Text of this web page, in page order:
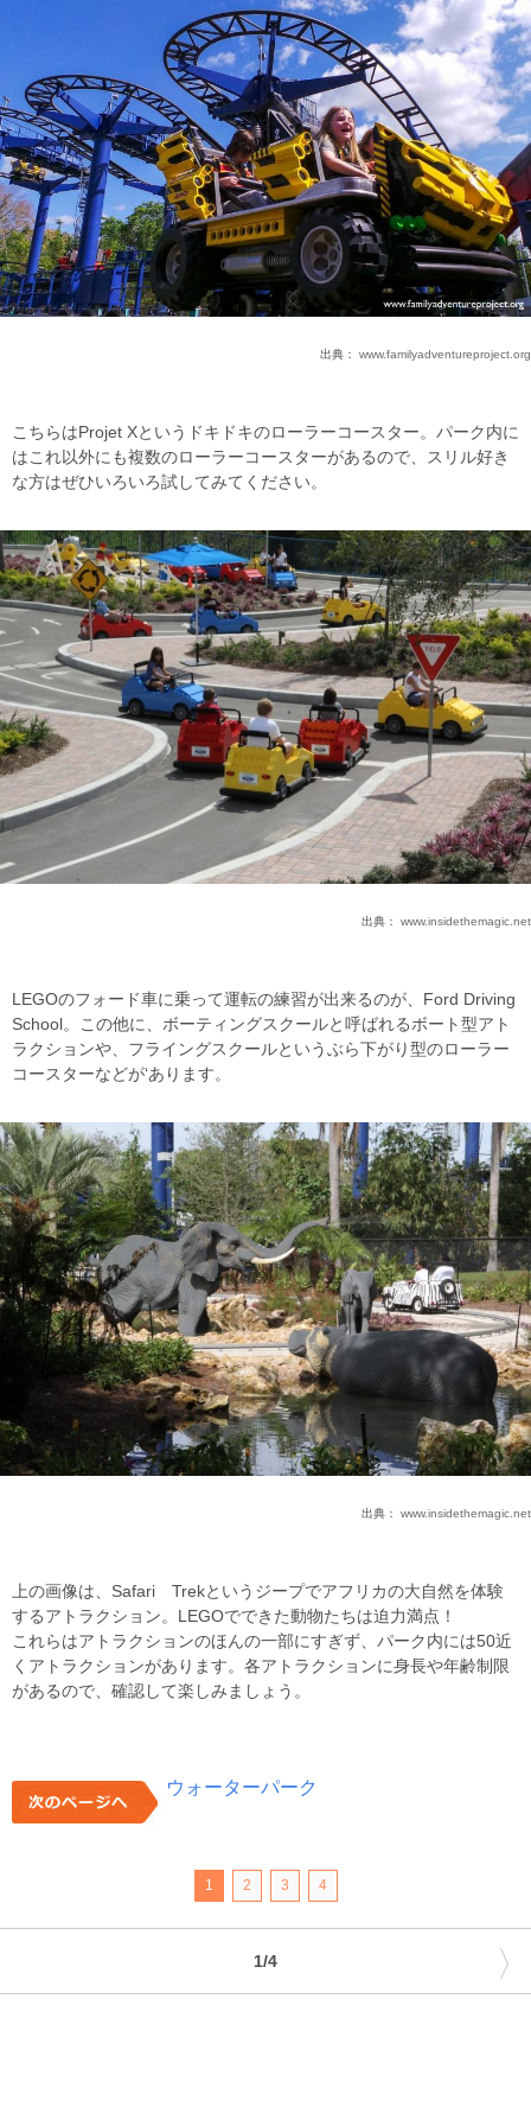
出典： www.familyadventureproject.org
こちらはProjet Xというドキドキのローラーコースター。パーク内に
はこれ以外にも複数のローラーコースターがあるので、スリル好き
な方はぜひいろいろ試してみてください。
出典： www.insidethemagic.net
LEGOのフォード車に乗って運転の練習が出来るのが、Ford Driving
School。この他に、ボーティングスクールと呼ばれるボート型アト
ラクションや、フライングスクールというぶら下がり型のローラー
コースターなどが‘あります。
出典： www.insidethemagic.net
上の画像は、Safari Trekというジープでアフリカの大自然を体験
するアトラクション。LEGOでできた動物たちは迫力満点！
これらはアトラクションのほんの一部にすぎず、パーク内には50近
くアトラクションがあります。各アトラクションに身長や年齢制限
があるので、確認して楽しみましょう。
ウォーターパーク
1 2 3 4
1/4 〉